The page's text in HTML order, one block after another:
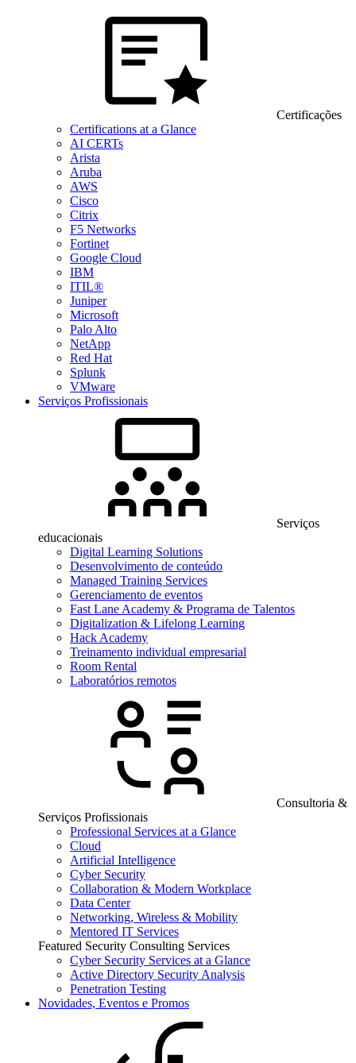
Certificações
Certifications at a Glance
AI CERTs
Arista
Aruba
AWS
Cisco
Citrix
F5 Networks
Fortinet
Google Cloud
IBM
ITIL®
Juniper
Microsoft
Palo Alto
NetApp
Red Hat
Splunk
VMware
Serviços Profissionais
Serviços
educacionais
Digital Learning Solutions
Desenvolvimento de conteúdo
Managed Training Services
Gerenciamento de eventos
Fast Lane Academy & Programa de Talentos
Digitalization & Lifelong Learning
Hack Academy
Treinamento individual empresarial
Room Rental
Laboratórios remotos
Consultoria &
Serviços Profissionais
Professional Services at a Glance
Cloud
Artificial Intelligence
Cyber Security
Collaboration & Modern Workplace
Data Center
Networking, Wireless & Mobility
Mentored IT Services
Featured Security Consulting Services
Cyber Security Services at a Glance
Active Directory Security Analysis
Penetration Testing
Novidades, Eventos e Promos